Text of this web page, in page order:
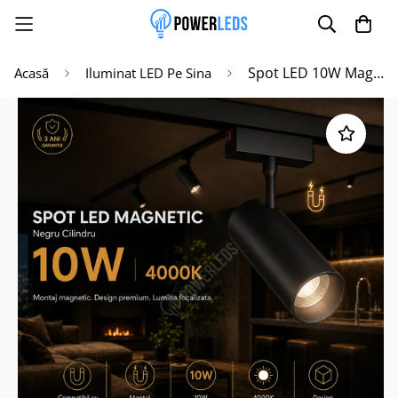
Acasă Iluminat LED Pe Sina Spot LED 10W Magnetic Negru Cilindru
Poate mai târziu Activează notificările